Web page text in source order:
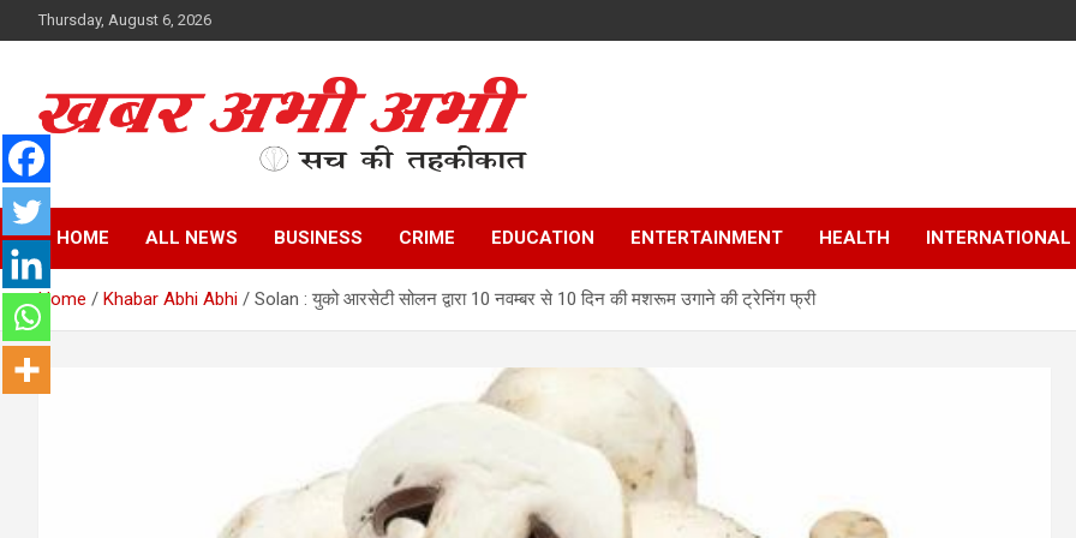
to
Thursday, August 6, 2026
खबर अभी अभी
सच की तहकीकात
HOME ALL NEWS BUSINESS CRIME EDUCATION ENTERTAINMENT HEALTH INTERNATIONAL
Home Khabar Abhi Abhi Solan : युको आरसेटी सोलन द्वारा 10 नवम्बर से 10 दिन की मशरूम उगाने की ट्रेनिंग फ्री